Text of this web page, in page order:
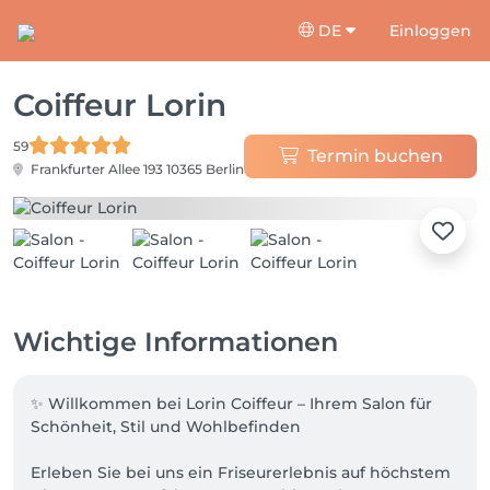
DE Einloggen
Coiffeur Lorin
59
Frankfurter Allee 193 10365 Berlin
Termin buchen
Wichtige Informationen
✨ Willkommen bei Lorin Coiffeur – Ihrem Salon für
Schönheit, Stil und Wohlbefinden
Erleben Sie bei uns ein Friseurerlebnis auf höchstem